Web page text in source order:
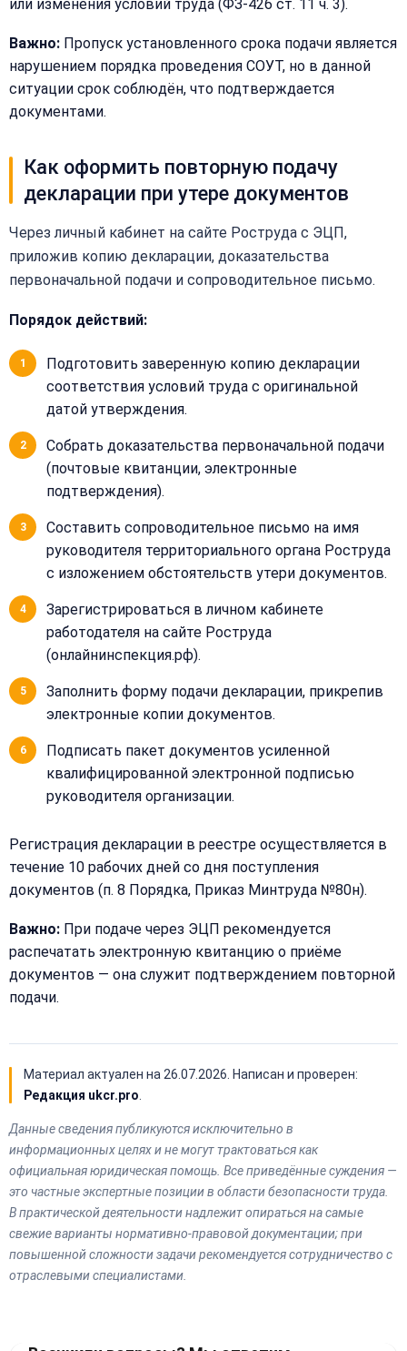
или изменения условий труда (ФЗ-426 ст. 11 ч. 3).
Важно: Пропуск установленного срока подачи является
нарушением порядка проведения СОУТ, но в данной
ситуации срок соблюдён, что подтверждается
документами.
Как оформить повторную подачу
декларации при утере документов
Через личный кабинет на сайте Роструда с ЭЦП,
приложив копию декларации, доказательства
первоначальной подачи и сопроводительное письмо.
Порядок действий:
Подготовить заверенную копию декларации
соответствия условий труда с оригинальной
датой утверждения.
Собрать доказательства первоначальной подачи
(почтовые квитанции, электронные
подтверждения).
Составить сопроводительное письмо на имя
руководителя территориального органа Роструда
с изложением обстоятельств утери документов.
Зарегистрироваться в личном кабинете
работодателя на сайте Роструда
(онлайнинспекция.рф).
Заполнить форму подачи декларации, прикрепив
электронные копии документов.
Подписать пакет документов усиленной
квалифицированной электронной подписью
руководителя организации.
Регистрация декларации в реестре осуществляется в
течение 10 рабочих дней со дня поступления
документов (п. 8 Порядка, Приказ Минтруда №80н).
Важно: При подаче через ЭЦП рекомендуется
распечатать электронную квитанцию о приёме
документов — она служит подтверждением повторной
подачи.
Материал актуален на 26.07.2026 . Написан и проверен:
Редакция ukcr.pro
Данные сведения публикуются исключительно в
информационных целях и не могут трактоваться как
официальная юридическая помощь. Все приведённые суждения —
это частные экспертные позиции в области безопасности труда.
В практической деятельности надлежит опираться на самые
свежие варианты нормативно-правовой документации; при
повышенной сложности задачи рекомендуется сотрудничество с
отраслевыми специалистами.
Email:
Сообщение:
Согласен на
персональных
Получить расчёт
—
и
рассчитаем
стоимость
Телефон:
+
Добавить
Согласен на
данных
Обычно
отвечаем
15 минут
Получить расчёт
Или
позвоните
нам:
(499)
995-